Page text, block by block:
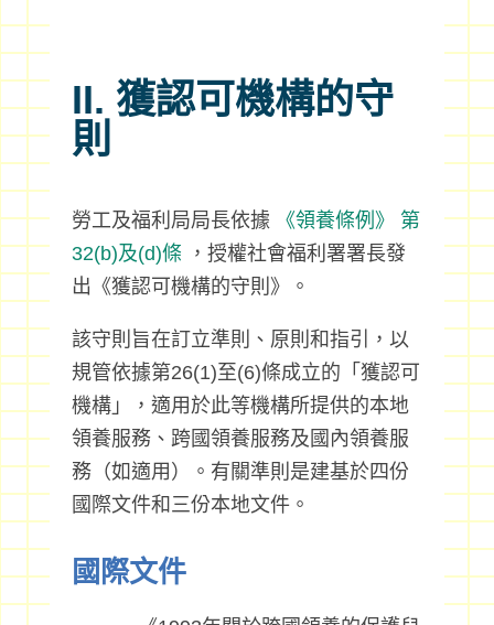
II. 獲認可機構的守
則
勞工及福利局局長依據 《領養條例》
第
32(b)及(d)條 ，授權社會福利署署長發
出《獲認可機構的守則》。
該守則旨在訂立準則、原則和指引，以
規管依據第26(1)至(6)條成立的「獲認可
機構」，適用於此等機構所提供的本地
領養服務、跨國領養服務及國內領養服
務（如適用）。有關準則是建基於四份
國際文件和三份本地文件。
國際文件